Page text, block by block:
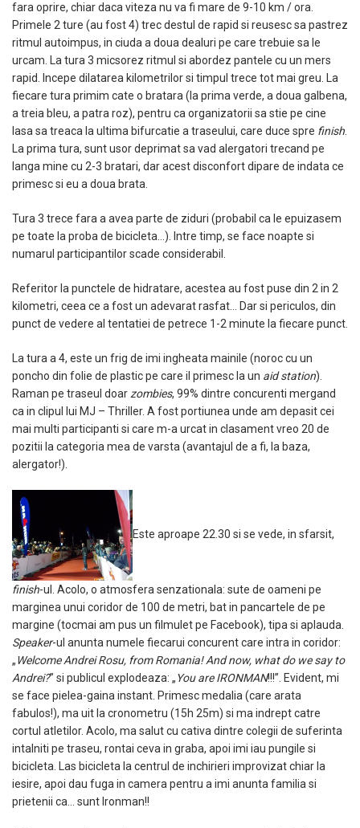
fara oprire, chiar daca viteza nu va fi mare de 9-10 km / ora.
Primele 2 ture (au fost 4) trec destul de rapid si reusesc sa pastrez
ritmul autoimpus, in ciuda a doua dealuri pe care trebuie sa le
urcam. La tura 3 micsorez ritmul si abordez pantele cu un mers
rapid. Incepe dilatarea kilometrilor si timpul trece tot mai greu. La
fiecare tura primim cate o bratara (la prima verde, a doua galbena,
a treia bleu, a patra roz), pentru ca organizatorii sa stie pe cine
lasa sa treaca la ultima bifurcatie a traseului, care duce spre finish.
La prima tura, sunt usor deprimat sa vad alergatori trecand pe
langa mine cu 2-3 bratari, dar acest disconfort dipare de indata ce
primesc si eu a doua brata.
Tura 3 trece fara a avea parte de ziduri (probabil ca le epuizasem
pe toate la proba de bicicleta…). Intre timp, se face noapte si
numarul participantilor scade considerabil.
Referitor la punctele de hidratare, acestea au fost puse din 2 in 2
kilometri, ceea ce a fost un adevarat rasfat… Dar si periculos, din
punct de vedere al tentatiei de petrece 1-2 minute la fiecare punct.
La tura a 4, este un frig de imi ingheata mainile (noroc cu un
poncho din folie de plastic pe care il primesc la un aid station).
Raman pe traseul doarzombies, 99% dintre concurenti mergand
ca in clipul lui MJ – Thriller. A fost portiunea unde am depasit cei
mai multi participanti si care m-a urcat in clasament vreo 20 de
pozitii la categoria mea de varsta (avantajul de a fi, la baza,
alergator!).
Este aproape 22.30 si se vede, in sfarsit,
finish-ul. Acolo, o atmosfera senzationala: sute de oameni pe
marginea unui coridor de 100 de metri, bat in pancartele de pe
margine (tocmai am pus un filmulet pe Facebook), tipa si aplauda.
Speaker-ul anunta numele fiecarui concurent care intra in coridor:
„Welcome Andrei Rosu, from Romania! And now, what do we say to
Andrei?” si publicul explodeaza: „You are IRONMAN!!!”. Evident, mi
se face pielea-gaina instant. Primesc medalia (care arata
fabulos!), ma uit la cronometru (15h 25m) si ma indrept catre
cortul atletilor. Acolo, ma salut cu cativa dintre colegii de suferinta
intalniti pe traseu, rontai ceva in graba, apoi imi iau pungile si
bicicleta. Las bicicleta la centrul de inchirieri improvizat chiar la
iesire, apoi dau fuga in camera pentru a imi anunta familia si
prietenii ca… sunt Ironman!!